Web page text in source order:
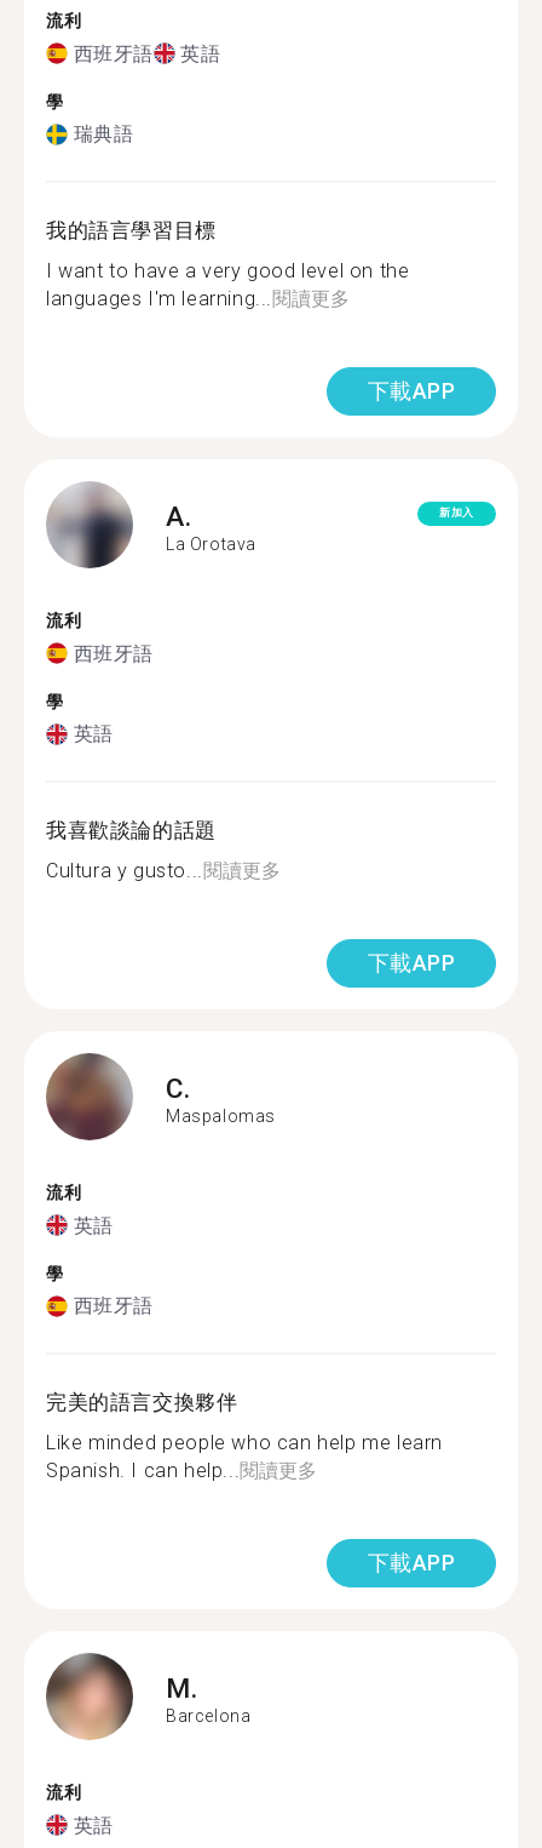
流利
西班牙語 英語
學
瑞典語
我的語言學習目標
I want to have a very good level on the
languages I'm learning...閱讀更多
下載APP
A.
La Orotava
新加入
流利
西班牙語
學
英語
我喜歡談論的話題
Cultura y gusto...閱讀更多
下載APP
C.
Maspalomas
流利
英語
學
西班牙語
完美的語言交換夥伴
Like minded people who can help me learn
Spanish. I can help...閱讀更多
下載APP
M.
Barcelona
流利
英語